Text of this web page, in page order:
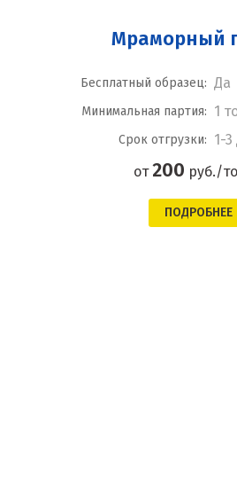
Мраморный
Бесплатный образец: Да
Минимальная партия: 1
Срок отгрузки: 1-3
от200 руб./
ПОДРОБНЕЕ